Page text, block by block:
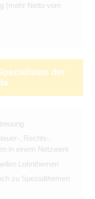
(mehr Netto vom
der
, Rechts-,
in einem Netzwerk
Lohnthemen
zu Spezialthemen